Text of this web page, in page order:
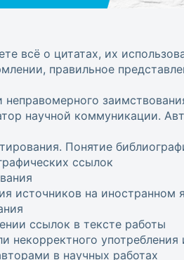
всё о цитатах, их
правильное
научной коммуникации.
Понятие
ссылок
источников на иностранном
ссылок в тексте работы
некорректного
в научных работах